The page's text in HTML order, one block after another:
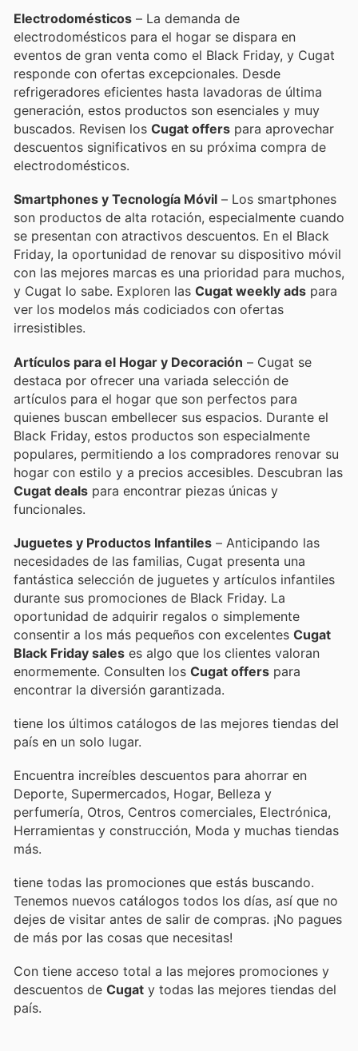
Electrodomésticos – La demanda de
electrodomésticos para el hogar se dispara en
eventos de gran venta como el Black Friday, y Cugat
responde con ofertas excepcionales. Desde
refrigeradores eficientes hasta lavadoras de última
generación, estos productos son esenciales y muy
buscados. Revisen los Cugat offers para aprovechar
descuentos significativos en su próxima compra de
electrodomésticos.
Smartphones y Tecnología Móvil – Los smartphones
son productos de alta rotación, especialmente cuando
se presentan con atractivos descuentos. En el Black
Friday, la oportunidad de renovar su dispositivo móvil
con las mejores marcas es una prioridad para muchos,
y Cugat lo sabe. Exploren las Cugat weekly ads para
ver los modelos más codiciados con ofertas
irresistibles.
Artículos para el Hogar y Decoración – Cugat se
destaca por ofrecer una variada selección de
artículos para el hogar que son perfectos para
quienes buscan embellecer sus espacios. Durante el
Black Friday, estos productos son especialmente
populares, permitiendo a los compradores renovar su
hogar con estilo y a precios accesibles. Descubran las
Cugat deals para encontrar piezas únicas y
funcionales.
Juguetes y Productos Infantiles – Anticipando las
necesidades de las familias, Cugat presenta una
fantástica selección de juguetes y artículos infantiles
durante sus promociones de Black Friday. La
oportunidad de adquirir regalos o simplemente
consentir a los más pequeños con excelentes Cugat
Black Friday sales es algo que los clientes valoran
enormemente. Consulten los Cugat offers para
encontrar la diversión garantizada.
tiene los últimos catálogos de las mejores tiendas del
país en un solo lugar.
Encuentra increíbles descuentos para ahorrar en
Deporte, Supermercados, Hogar, Belleza y
perfumería, Otros, Centros comerciales, Electrónica,
Herramientas y construcción, Moda y muchas tiendas
más.
tiene todas las promociones que estás buscando.
Tenemos nuevos catálogos todos los días, así que no
dejes de visitar antes de salir de compras. ¡No pagues
de más por las cosas que necesitas!
Con tiene acceso total a las mejores promociones y
descuentos de Cugat y todas las mejores tiendas del
país.